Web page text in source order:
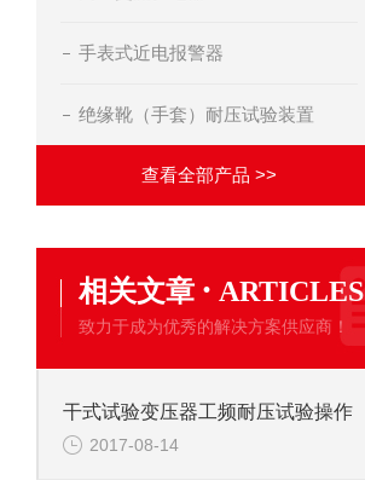
手表式近电报警器
绝缘靴（手套）耐压试验装置
查看全部产品 >>
相关文章 · ARTICLES
致力于成为优秀的解决方案供应商！
干式试验变压器工频耐压试验操作
2017-08-14